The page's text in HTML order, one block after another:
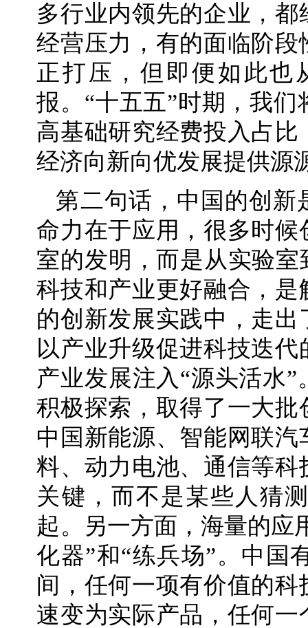
多行业内领先的企业，
经营压力，有的面临阶
正打压，但即便如此也
报。“十五五”时期，我
高基础研究经费投入占
经济向新向优发展提供源
第二句话，中国的创新
命力在于应用，很多时
室的发明，而是从实验
科技和产业更好融合，
的创新发展实践中，走
以产业升级促进科技迭
产业发展注入“源头活水
积极探索，取得了一大
中国新能源、智能网联
料、动力电池、通信等
关键，而不是某些人猜
起。另一方面，海量的应
化器”和“练兵场”。中国
间，任何一项有价值的
速变为实际产品，任何